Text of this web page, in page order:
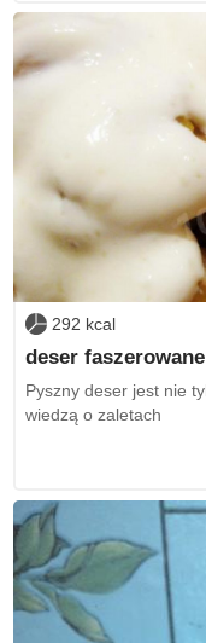
292 kcal
deser
Pyszny deser jest nie
wiedzą o zaletach